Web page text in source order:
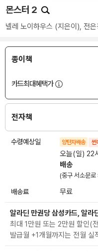
몬스터 2
넬레 노이하우스 (지은이), 전은
종이책
카드최대혜택가
전자책
수령예상일 양탄자배송 썬
오늘(일) 22
배송
(중구 서소문
배송료 무료
알라딘 만권당 삼성카드, 알라
최대 1만원 또는 2만원 할인(
발급월 +1개월까지는 전월 실